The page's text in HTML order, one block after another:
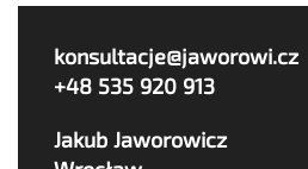
konsultacje@jaworowi.cz
+48 535 920 913
Jakub Jaworowicz